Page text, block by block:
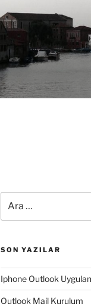
SON YAZILAR
Iphone Outlook
Outlook Mail Kurulum